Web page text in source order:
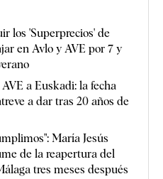
los 'Superprecios' de
en Avlo y AVE por 7 y
a Euskadi: la fecha
a dar tras 20 años de
María Jesús
de la reapertura del
tres meses después